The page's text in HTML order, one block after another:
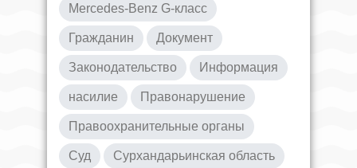
Mercedes-Benz G-класс
Гражданин Документ
Законодательство Информация
насилие Правонарушение
Правоохранительные органы
Суд Сурхандарьинская область